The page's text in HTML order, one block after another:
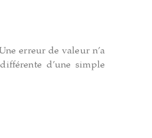
erreur de valeur n’a
d’une simple